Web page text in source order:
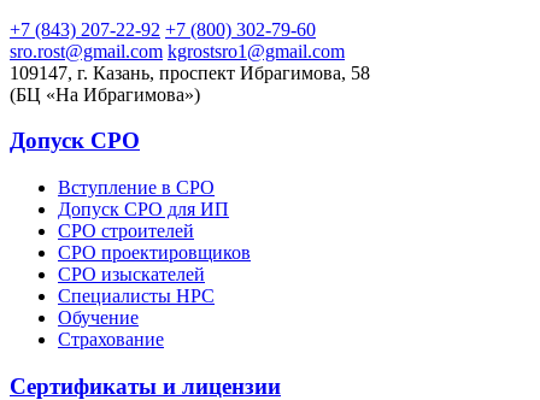
+7 (843) 207-22-92 +7 (800) 302-79-60
sro.rost@gmail.com kgrostsro1@gmail.com
109147, г. Казань, проспект Ибрагимова, 58
(БЦ «На Ибрагимова»)
Допуск СРО
Вступление в СРО
Допуск СРО для ИП
СРО строителей
СРО проектировщиков
СРО изыскателей
Специалисты НРС
Обучение
Страхование
Сертификаты и лицензии